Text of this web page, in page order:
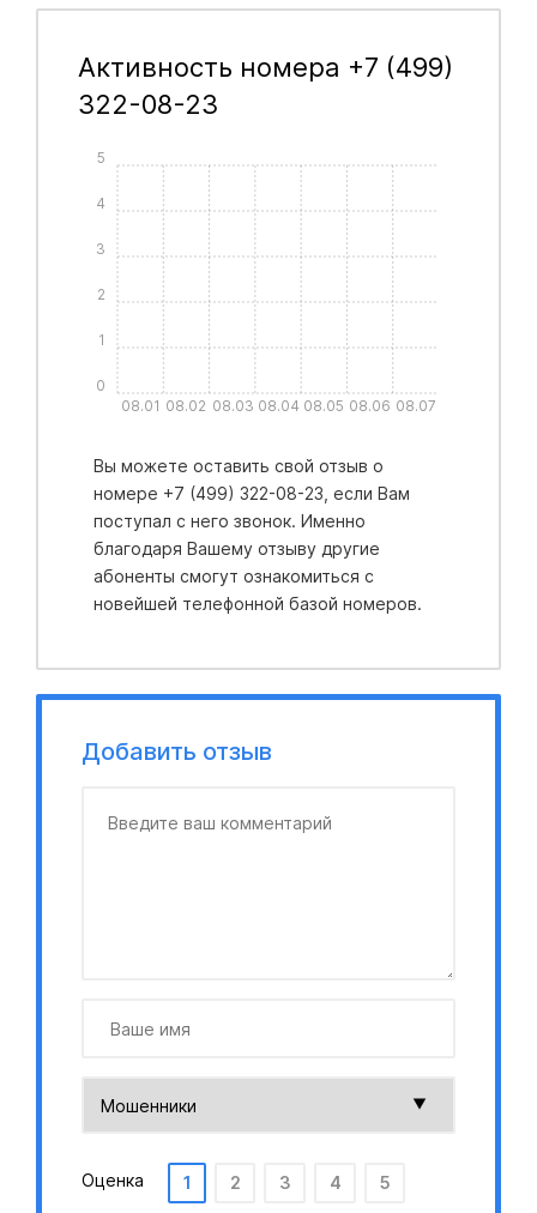
Активность номера +7 (499)
322-08-23
08.01 08.02 08.03 08.04 08.05 08.06 08.07
0
1
2
3
4
5
Вы можете оставить свой отзыв о
номере +7 (499) 322-08-23, если Вам
поступал с него звонок. Именно
благодаря Вашему отзыву другие
абоненты смогут ознакомиться с
новейшей телефонной базой номеров.
Добавить отзыв
Оценка 1 2 3 4 5